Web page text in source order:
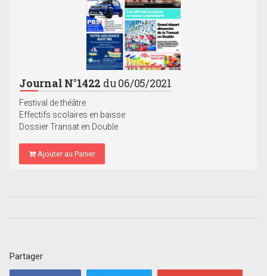
Journal N°1422 du 06/05/2021
Festival de théâtre
Effectifs scolaires en baisse
Dossier Transat en Double
Ajouter au Panier
Partager